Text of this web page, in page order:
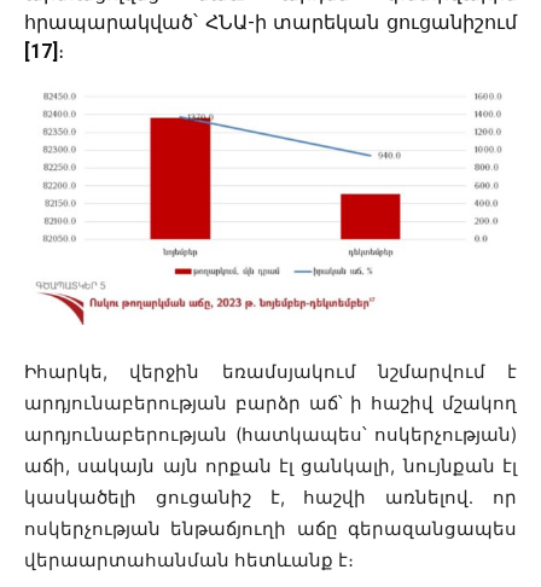
հրապարակված՝ ՀՆԱ-ի տարեկան ցուցանիշում
[17] ։
Իհարկե, վերջին եռամսյակում նշմարվում է
արդյունաբերության բարձր աճ՝ ի հաշիվ մշակող
արդյունաբերության (հատկապես՝ ոսկերչության)
աճի, սակայն այն որքան էլ ցանկալի, նույնքան էլ
կասկածելի ցուցանիշ է, հաշվի առնելով․ որ
ոսկերչության ենթաճյուղի աճը գերազանցապես
վերաարտահանման հետևանք է։